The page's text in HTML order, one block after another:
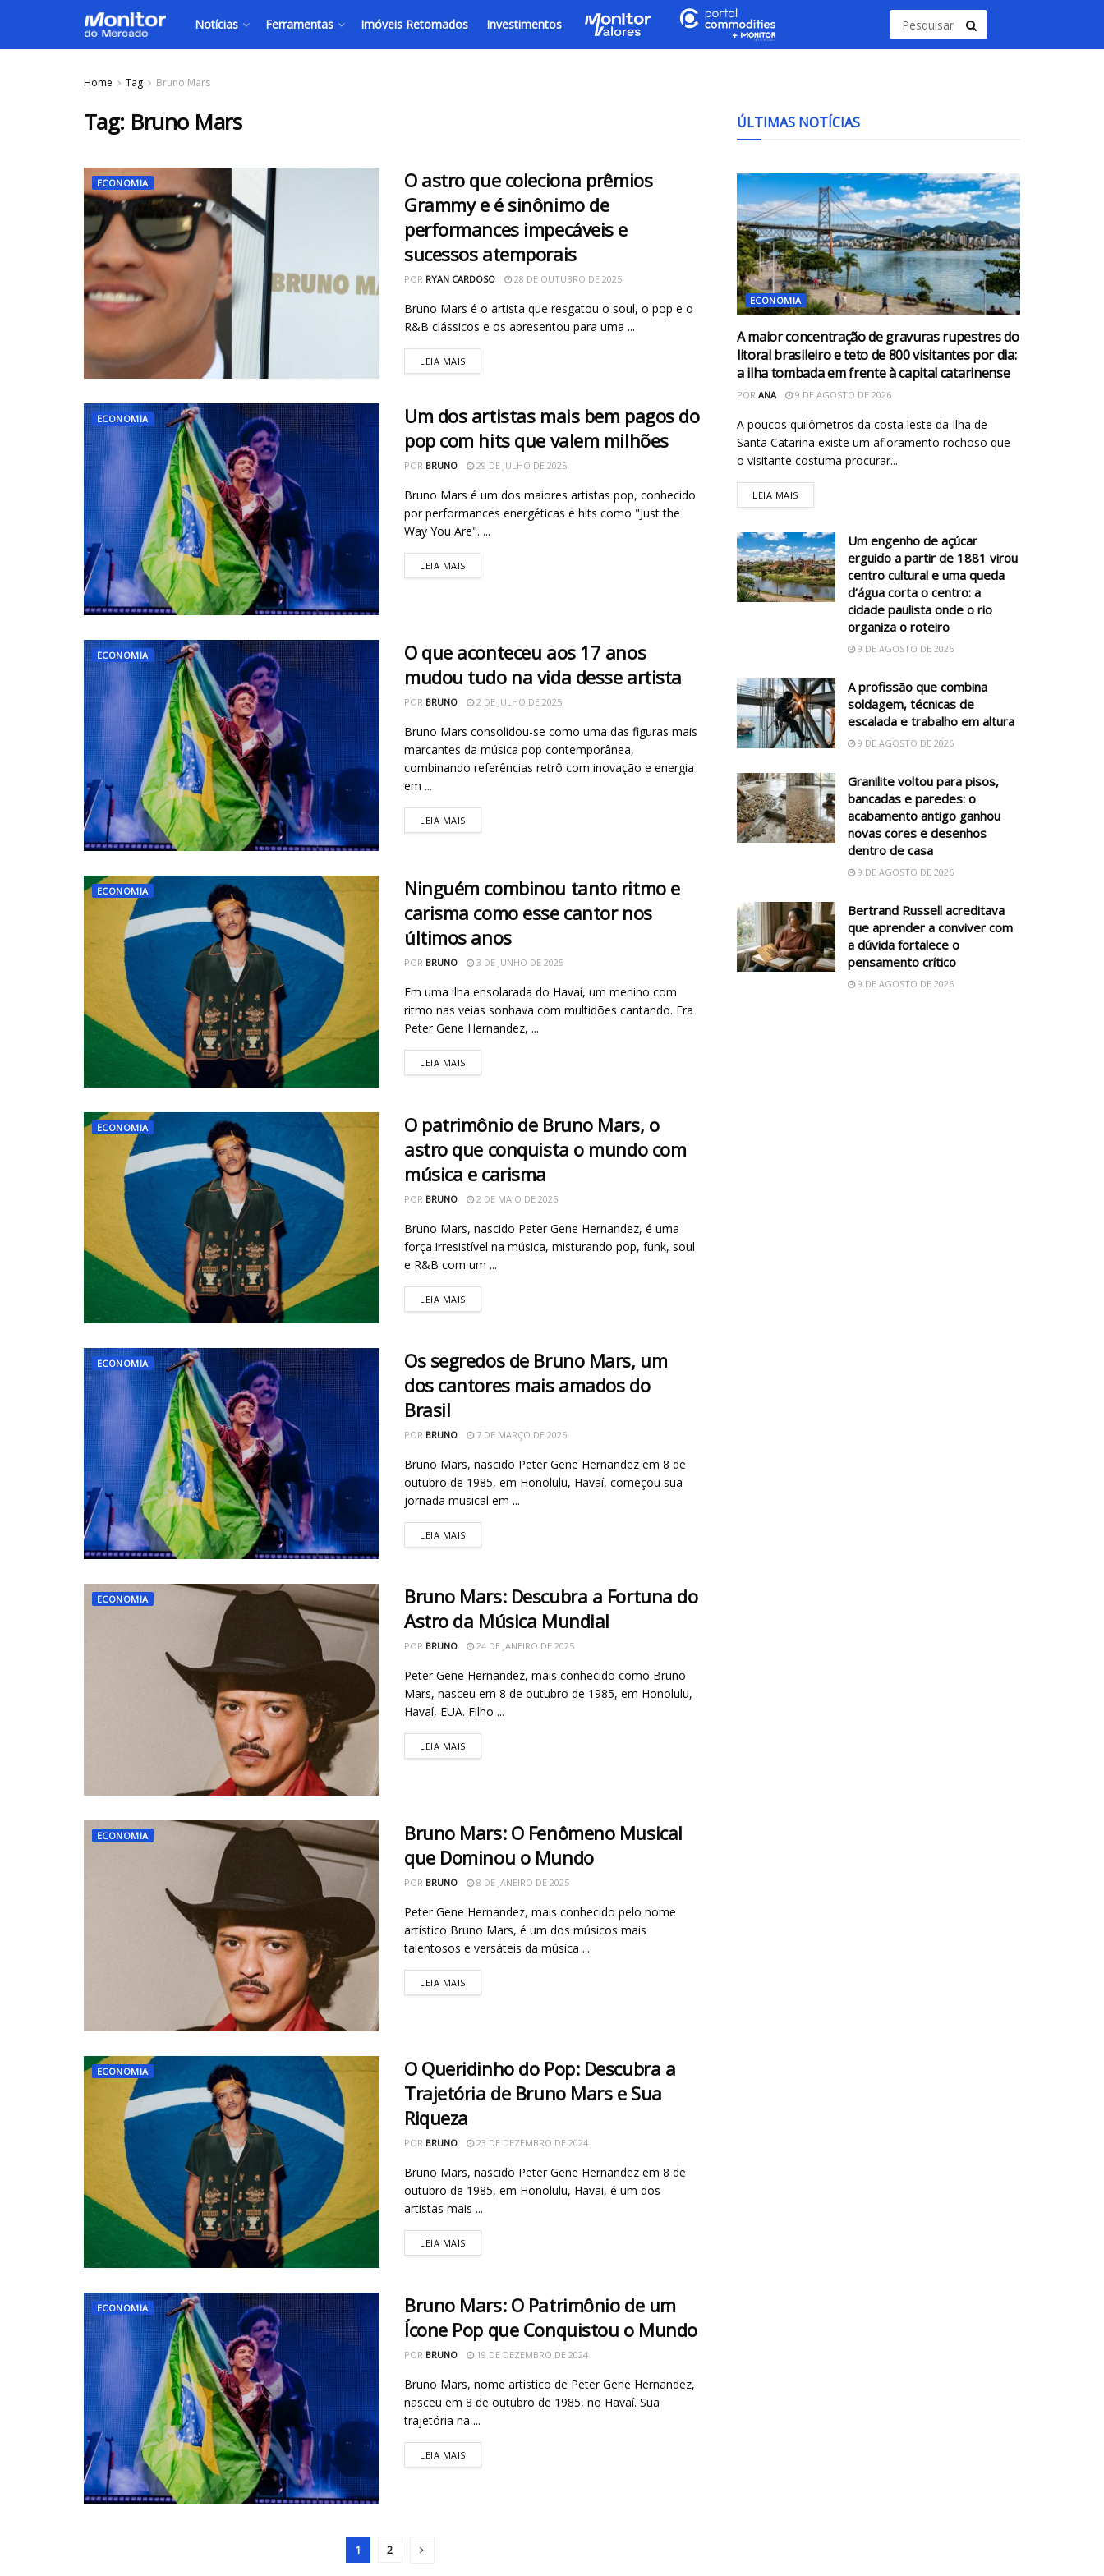
Notícias Ferramentas Imóveis Retomados Investimentos
Home Tag Bruno Mars
Tag: Bruno Mars
ECONOMIA
O astro que coleciona prêmios
Grammy e é sinônimo de
performances impecáveis e
sucessos atemporais
POR RYAN CARDOSO 28 DE OUTUBRO DE 2025
Bruno Mars é o artista que resgatou o soul, o pop e o
R&B clássicos e os apresentou para uma ...
LEIA MAIS
ECONOMIA
Um dos artistas mais bem pagos do
pop com hits que valem milhões
POR BRUNO 29 DE JULHO DE 2025
Bruno Mars é um dos maiores artistas pop, conhecido
por performances energéticas e hits como "Just the
Way You Are". ...
LEIA MAIS
ECONOMIA
O que aconteceu aos 17 anos
mudou tudo na vida desse artista
POR BRUNO 2 DE JULHO DE 2025
Bruno Mars consolidou-se como uma das figuras mais
marcantes da música pop contemporânea,
combinando referências retrô com inovação e energia
em ...
LEIA MAIS
ECONOMIA
Ninguém combinou tanto ritmo e
carisma como esse cantor nos
últimos anos
POR BRUNO 3 DE JUNHO DE 2025
Em uma ilha ensolarada do Havaí, um menino com
ritmo nas veias sonhava com multidões cantando. Era
Peter Gene Hernandez, ...
LEIA MAIS
ECONOMIA
O patrimônio de Bruno Mars, o
astro que conquista o mundo com
música e carisma
POR BRUNO 2 DE MAIO DE 2025
Bruno Mars, nascido Peter Gene Hernandez, é uma
força irresistível na música, misturando pop, funk, soul
e R&B com um ...
LEIA MAIS
ECONOMIA
Os segredos de Bruno Mars, um
dos cantores mais amados do
Brasil
POR BRUNO 7 DE MARÇO DE 2025
Bruno Mars, nascido Peter Gene Hernandez em 8 de
outubro de 1985, em Honolulu, Havaí, começou sua
jornada musical em ...
LEIA MAIS
ECONOMIA
Bruno Mars: Descubra a Fortuna do
Astro da Música Mundial
POR BRUNO 24 DE JANEIRO DE 2025
Peter Gene Hernandez, mais conhecido como Bruno
Mars, nasceu em 8 de outubro de 1985, em Honolulu,
Havaí, EUA. Filho ...
LEIA MAIS
ECONOMIA
Bruno Mars: O Fenômeno Musical
que Dominou o Mundo
POR BRUNO 8 DE JANEIRO DE 2025
Peter Gene Hernandez, mais conhecido pelo nome
artístico Bruno Mars, é um dos músicos mais
talentosos e versáteis da música ...
LEIA MAIS
ECONOMIA
O Queridinho do Pop: Descubra a
Trajetória de Bruno Mars e Sua
Riqueza
POR BRUNO 23 DE DEZEMBRO DE 2024
Bruno Mars, nascido Peter Gene Hernandez em 8 de
outubro de 1985, em Honolulu, Havai, é um dos
artistas mais ...
LEIA MAIS
ECONOMIA
Bruno Mars: O Patrimônio de um
Ícone Pop que Conquistou o Mundo
POR BRUNO 19 DE DEZEMBRO DE 2024
Bruno Mars, nome artístico de Peter Gene Hernandez,
nasceu em 8 de outubro de 1985, no Havaí. Sua
trajetória na ...
LEIA MAIS
1 2
ÚLTIMAS NOTÍCIAS
ECONOMIA
A maior concentração de gravuras rupestres do
litoral brasileiro e teto de 800 visitantes por dia:
a ilha tombada em frente à capital catarinense
POR ANA 9 DE AGOSTO DE 2026
A poucos quilômetros da costa leste da Ilha de
Santa Catarina existe um afloramento rochoso que
o visitante costuma procurar...
LEIA MAIS
Um engenho de açúcar
erguido a partir de 1881 virou
centro cultural e uma queda
d’água corta o centro: a
cidade paulista onde o rio
organiza o roteiro
9 DE AGOSTO DE 2026
A profissão que combina
soldagem, técnicas de
escalada e trabalho em altura
9 DE AGOSTO DE 2026
Granilite voltou para pisos,
bancadas e paredes: o
acabamento antigo ganhou
novas cores e desenhos
dentro de casa
9 DE AGOSTO DE 2026
Bertrand Russell acreditava
que aprender a conviver com
a dúvida fortalece o
pensamento crítico
9 DE AGOSTO DE 2026